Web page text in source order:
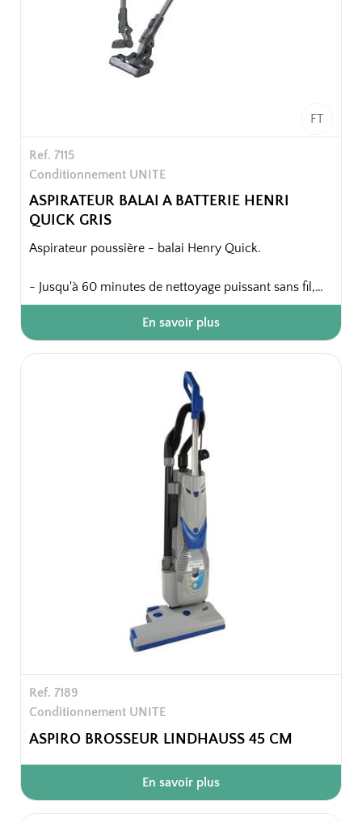
FT
Ref. 7115
Conditionnement UNITE
ASPIRATEUR BALAI A BATTERIE HENRI
QUICK GRIS
Aspirateur poussière - balai Henry Quick.
- Jusqu'à 60 minutes de nettoyage puissant sans fil,
compacte la poussière à l'intérieur de son intelligent
système de capsule pour une plus grande capacité
que la plupart des aspirateurs ainsi qu'un vidage en un
En savoir plus
Ref. 7189
Conditionnement UNITE
ASPIRO BROSSEUR LINDHAUSS 45 CM
En savoir plus